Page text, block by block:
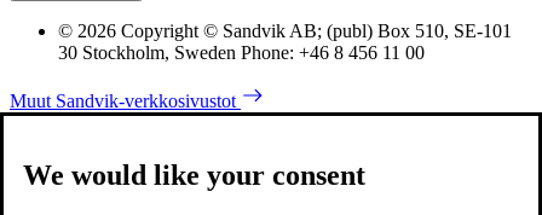
© 2026 Copyright © Sandvik AB; (publ) Box 510, SE-101
30 Stockholm, Sweden Phone: +46 8 456 11 00
Muut Sandvik-verkkosivustot
We would like your consent